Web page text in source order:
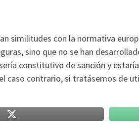
similitudes con la normativa
sino que no se han
constitutivo de sanción y
caso contrario, si tratásemos de